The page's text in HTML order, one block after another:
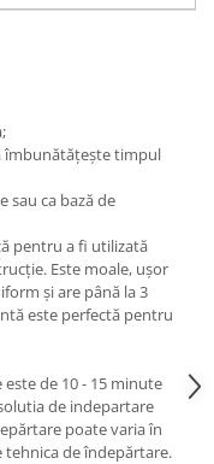
îmbunătățește timpul
sau ca bază de
pentru a fi utilizată
Este moale, ușor
și are până la 3
este perfectă pentru
de 10 - 15 minute
de indepartare
poate varia în
de îndepărtare.